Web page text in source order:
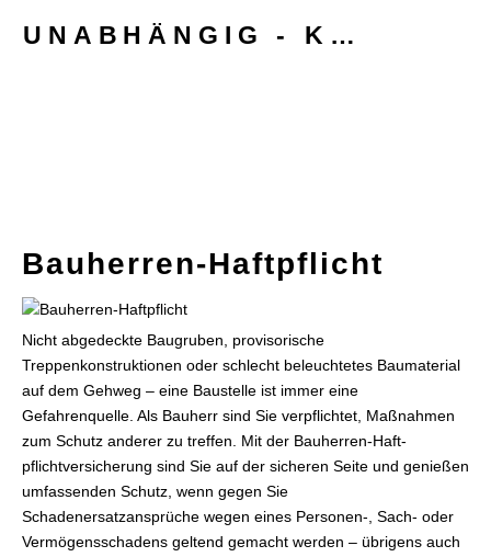
UNABHÄNGIG - KOMPETENT - KUNDENORIENTIERT
Bauherren-Haft­pflicht
Nicht abgedeckte Baugruben, provisorische
Treppenkonstruktionen oder schlecht beleuchtetes Baumaterial
auf dem Gehweg – eine Baustelle ist immer eine
Gefahrenquelle. Als Bauherr sind Sie verpflichtet, Maßnahmen
zum Schutz anderer zu treffen. Mit der Bauherren-Haft­
pflichtversicherung sind Sie auf der sicheren Seite und genießen
umfassenden Schutz, wenn gegen Sie
Schadenersatzansprüche wegen eines Per­sonen-, Sach- oder
Vermögensschadens geltend gemacht werden – übrigens auch